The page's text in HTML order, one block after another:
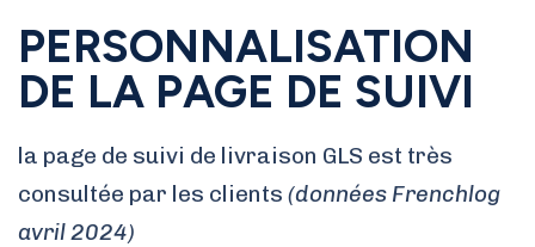
PERSONNALISATION
DE LA PAGE DE SUIVI
la page de suivi de livraison GLS est très
consultée par les clients (données Frenchlog
avril 2024)